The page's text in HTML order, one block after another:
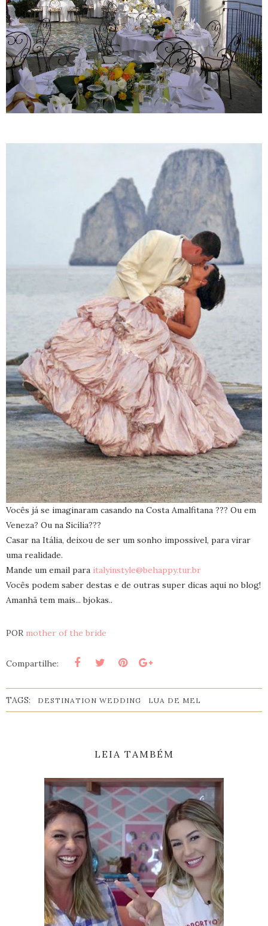
Vocês já se imaginaram casando na Costa Amalfitana ??? Ou em
Veneza? Ou na Sicília???
Casar na Itália, deixou de ser um sonho impossível, para virar
uma realidade.
Mande um email para italyinstyle@behappy.tur.br
Vocês podem saber destas e de outras super dicas aqui no blog!
Amanhã tem mais... bjokas..
POR mother of the bride
Compartilhe:
TAGS: DESTINATION WEDDING LUA DE MEL
LEIA TAMBÉM